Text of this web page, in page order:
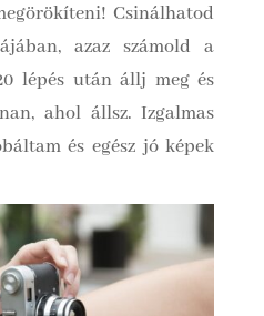
Csinálhatod
azaz számold a
lépés után állj meg és
ahol állsz. Izgalmas
és egész jó képek